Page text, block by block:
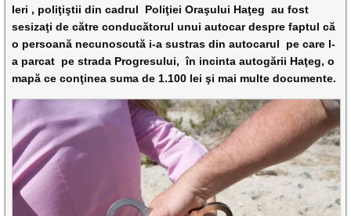
Ieri , poliţiştii din cadrul Poliţiei Oraşului Haţeg au fost
sesizaţi de către conducătorul unui autocar despre faptul că
o persoană necunoscută i-a sustras din autocarul pe care l-
a parcat pe strada Progresului, în incinta autogării Haţeg, o
mapă ce conţinea suma de 1.100 lei şi mai multe documente.